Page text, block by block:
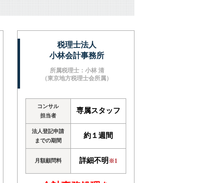
税理士法人
小林会計事務所
所属税理士：小林 清
（東京地方税理士会所属）
コンサル
担当者
専属スタッフ
法人登記申請
までの期間
約１週間
月額顧問料 詳細不明 ※1